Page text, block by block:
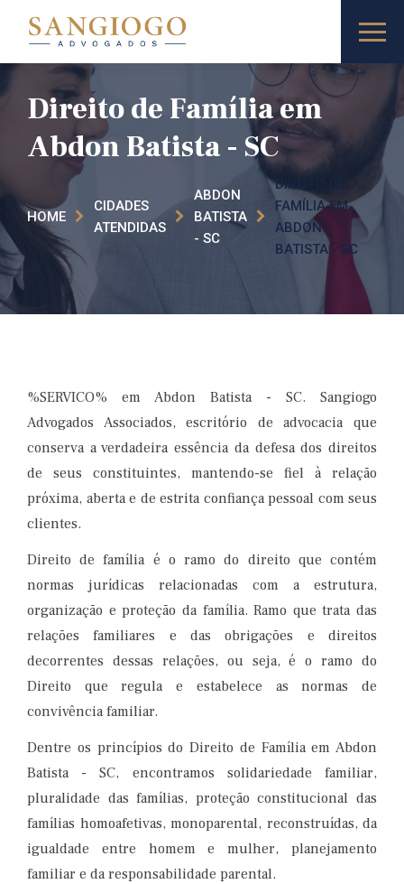
Direito de Família em
Abdon Batista - SC
HOME
CIDADES
ATENDIDAS
ABDON
BATISTA
- SC
DIREITO DE
FAMÍLIA EM
ABDON
BATISTA - SC
%SERVICO% em Abdon Batista - SC. Sangiogo
Advogados Associados, escritório de advocacia que
conserva a verdadeira essência da defesa dos direitos
de seus constituintes, mantendo-se fiel à relação
próxima, aberta e de estrita confiança pessoal com seus
clientes.
Direito de família é o ramo do direito que contém
normas jurídicas relacionadas com a estrutura,
organização e proteção da família. Ramo que trata das
relações familiares e das obrigações e direitos
decorrentes dessas relações, ou seja, é o ramo do
Direito que regula e estabelece as normas de
convivência familiar.
Dentre os princípios do Direito de Família em Abdon
Batista - SC, encontramos solidariedade familiar,
pluralidade das famílias, proteção constitucional das
famílias homoafetivas, monoparental, reconstruídas, da
igualdade entre homem e mulher, planejamento
familiar e da responsabilidade parental.